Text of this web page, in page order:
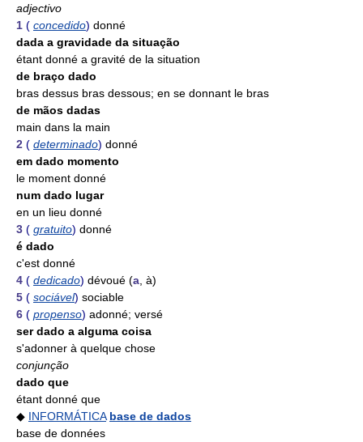
adjectivo
1 ( concedido) donné
dada a gravidade da situação
étant donné a gravité de la situation
de braço dado
bras dessus bras dessous; en se donnant le bras
de mãos dadas
main dans la main
2 ( determinado) donné
em dado momento
le moment donné
num dado lugar
en un lieu donné
3 ( gratuito) donné
é dado
c'est donné
4 ( dedicado) dévoué (a , à)
5 ( sociável) sociable
6 ( propenso) adonné; versé
ser dado a alguma coisa
s'adonner à quelque chose
conjunção
dado que
étant donné que
◆ INFORMÁTICA base de dados
base de données